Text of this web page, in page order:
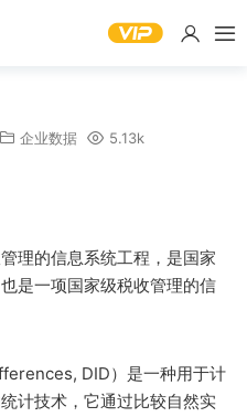
企业数据 5.13k
理的信息系统工程，是国家
是一项国家级税收管理的信
DID）是一种用于计
计技术，它通过比较自然实